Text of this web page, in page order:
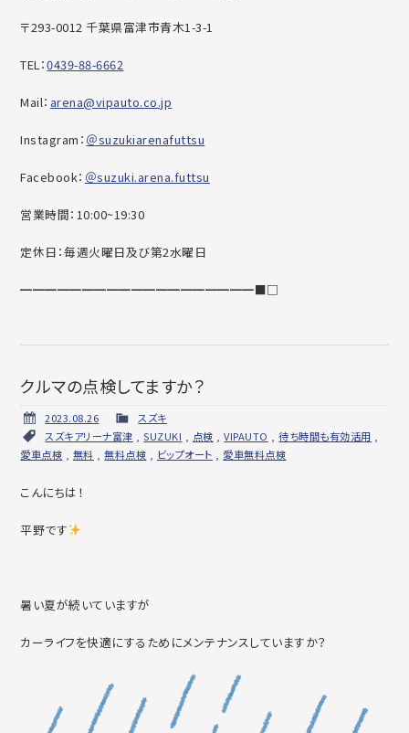
〒293-0012 千葉県富津市青木1-3-1
TEL：0439-88-6662
Mail： arena@vipauto.co.jp
Instagram： ＠suzukiarenafuttsu
Facebook： ＠suzuki.arena.futtsu
営業時間：10:00~19:30
定休日：毎週火曜日及び第2水曜日
━━━━━━━━━━━━━━━━━━━■□
クルマの点検してますか？
2023.08.26
スズキ
スズキアリーナ富津 ,SUZUKI 点検 ,VIPAUTO ,待ち時間も有効活用
愛車点検
無料 ,無料点検 ビップオート 愛車無料点検
こんにちは！
平野です
暑い夏が続いていますが
カーライフを快適にするためにメンテナンスしていますか？